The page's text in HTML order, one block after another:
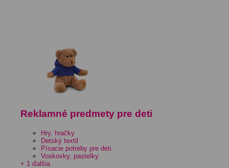
Reklamné predmety pre deti
Hry, hračky
Detský textil
Písacie potreby pre deti
Voskovky, pastelky
+ 1 ďalšia